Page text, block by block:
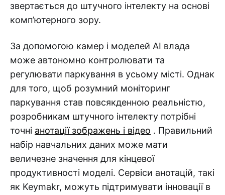
звертається до штучного інтелекту на основі
комп’ютерного зору.
За допомогою камер і моделей AI влада
може автономно контролювати та
регулювати паркування в усьому місті. Однак
для того, щоб розумний моніторинг
паркування став повсякденною реальністю,
розробникам штучного інтелекту потрібні
точні анотації зображень і відео . Правильний
набір навчальних даних може мати
величезне значення для кінцевої
продуктивності моделі. Сервіси анотацій, такі
як Keymakr, можуть підтримувати інновації в